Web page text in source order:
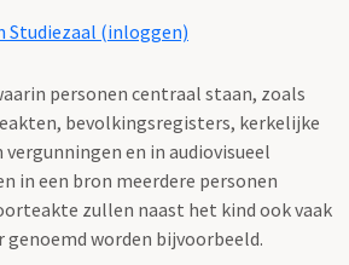
Studiezaal (inloggen)
personen centraal staan, zoals
bevolkingsregisters, kerkelijke
en in audiovisueel
in een bron meerdere personen
zullen naast het kind ook vaak
genoemd worden bijvoorbeeld.